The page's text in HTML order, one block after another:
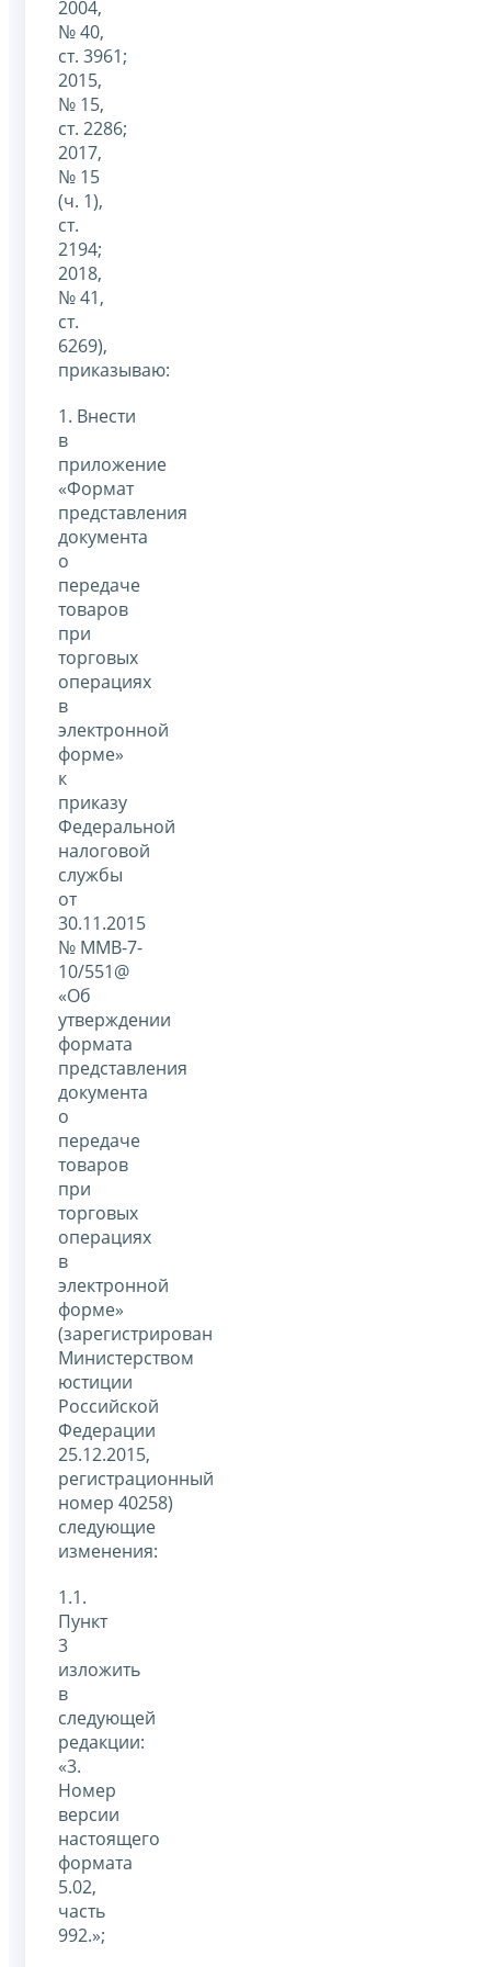
2004,
№ 40,
ст. 3961;
2015,
№ 15,
ст. 2286;
2017,
№ 15
(ч. 1),
ст.
2194;
2018,
№ 41,
ст.
6269),
приказываю:
1. Внести
в
приложение
«Формат
представления
документа
о
передаче
товаров
при
торговых
операциях
в
электронной
форме»
к
приказу
Федеральной
налоговой
службы
от
30.11.2015
№ ММВ-7-
10/551@
«Об
утверждении
формата
представления
документа
о
передаче
товаров
при
торговых
операциях
в
электронной
форме»
(зарегистрирован
Министерством
юстиции
Российской
Федерации
25.12.2015,
регистрационный
номер 40258)
следующие
изменения:
1.1.
Пункт
3
изложить
в
следующей
редакции:
«3.
Номер
версии
настоящего
формата
5.02,
часть
992.»;